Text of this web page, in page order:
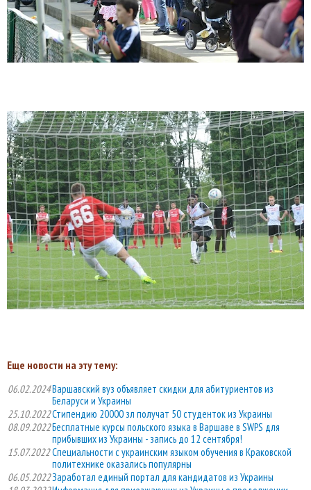
Еще новости на эту тему:
06.02.2024Варшавский вуз объявляет скидки для абитуриентов из
Беларуси и Украины
25.10.2022Стипендию 20000 зл получат 50 студенток из Украины
08.09.2022Бесплатные курсы польского языка в Варшаве в SWPS для
прибывших из Украины - запись до 12 сентября!
15.07.2022Специальности с украинским языком обучения в Краковской
политехнике оказались популярны
06.05.2022Заработал единый портал для кандидатов из Украины